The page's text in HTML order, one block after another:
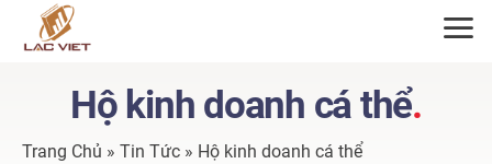
Hộ kinh doanh cá thể.
Trang Chủ » Tin Tức » Hộ kinh doanh cá thể